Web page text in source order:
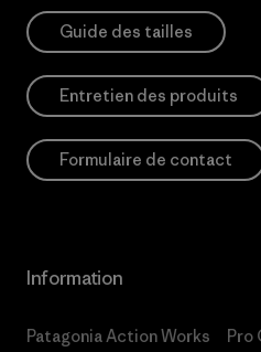
Guide des tailles
Entretien des produits
Formulaire de contact
Information
Patagonia Action Works Pro